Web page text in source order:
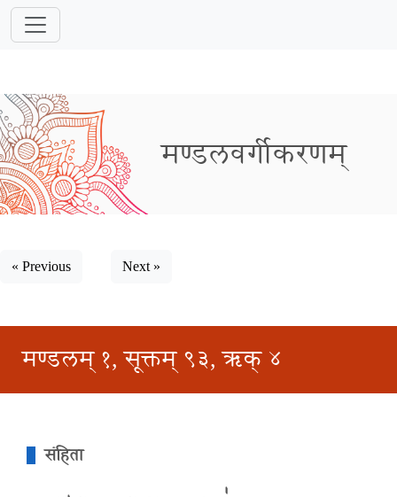
मण्डलवर्गीकरणम्
« Previous Next »
मण्डलम् १, सूक्तम् ९३, ऋक् ४
संहिता